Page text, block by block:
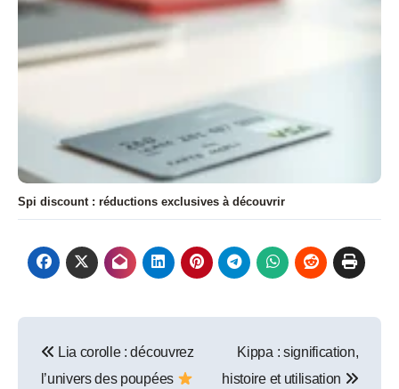
Spi discount : réductions exclusives à découvrir
de
Lia corolle : découvrez
l’univers des poupées
Kippa : signification,
histoire et utilisation